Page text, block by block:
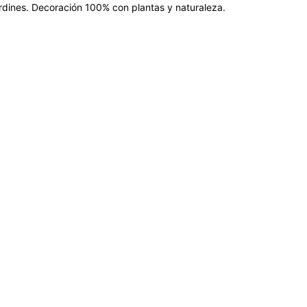
Decoración 100% con plantas y naturaleza.